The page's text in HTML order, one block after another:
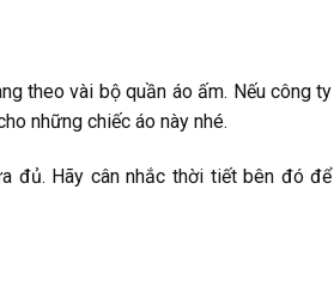
theo vài bộ quần áo ấm. Nếu công ty
những chiếc áo này nhé.
đủ. Hãy cân nhắc thời tiết bên đó để